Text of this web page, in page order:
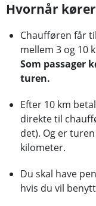
Hvornår
Chaufføren får
mellem 3 og 10
Som passager
turen.
Efter 10 km
direkte til
det). Og er
kilometer.
Du skal have
hvis du vil